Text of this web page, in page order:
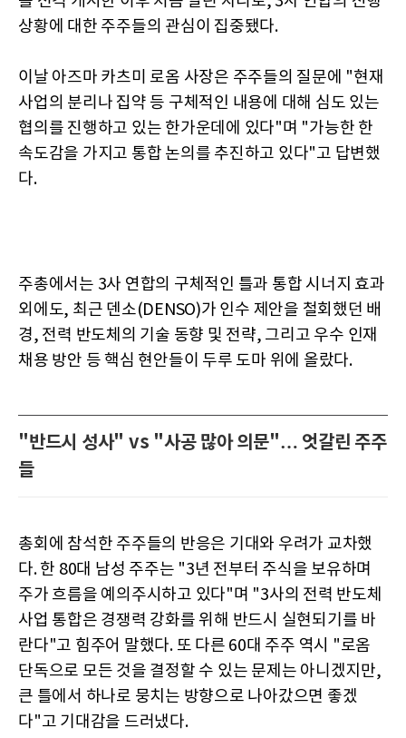
상황에 대한 주주들의 관심이 집중됐다.
이날 아즈마 카츠미 로옴 사장은 주주들의 질문에 "현재
사업의 분리나 집약 등 구체적인 내용에 대해 심도 있는
협의를 진행하고 있는 한가운데에 있다"며 "가능한 한
속도감을 가지고 통합 논의를 추진하고 있다"고 답변했
다.
주총에서는 3사 연합의 구체적인 틀과 통합 시너지 효과
외에도, 최근 덴소(DENSO)가 인수 제안을 철회했던 배
경, 전력 반도체의 기술 동향 및 전략, 그리고 우수 인재
채용 방안 등 핵심 현안들이 두루 도마 위에 올랐다.
"반드시 성사" vs "사공 많아 의문"… 엇갈린 주주
들
총회에 참석한 주주들의 반응은 기대와 우려가 교차했
다. 한 80대 남성 주주는 "3년 전부터 주식을 보유하며
주가 흐름을 예의주시하고 있다"며 "3사의 전력 반도체
사업 통합은 경쟁력 강화를 위해 반드시 실현되기를 바
란다"고 힘주어 말했다. 또 다른 60대 주주 역시 "로옴
단독으로 모든 것을 결정할 수 있는 문제는 아니겠지만,
큰 틀에서 하나로 뭉치는 방향으로 나아갔으면 좋겠
다"고 기대감을 드러냈다.